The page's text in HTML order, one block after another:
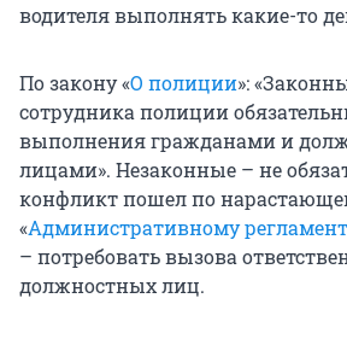
водителя выполнять какие-то
По закону «О полиции»:
сотрудника полиции
выполнения гражданами и
лицами». Незаконные – не
конфликт пошел по
«Административному
– потребовать вызова
должностных лиц.